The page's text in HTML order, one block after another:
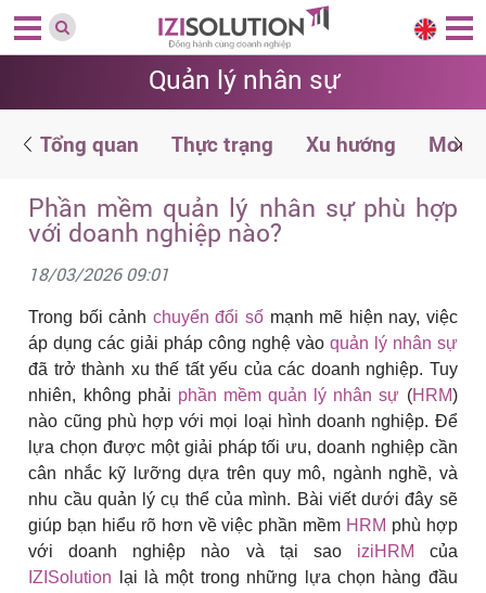
Quản lý nhân sự
Tổng quan Thực trạng Xu hướng
Phần mềm quản lý nhân sự phù hợp
với doanh nghiệp nào?
18/03/2026 09:01
Trong bối cảnh chuyển đổi số mạnh mẽ hiện nay, việc
áp dụng các giải pháp công nghệ vào quản lý nhân sự
đã trở thành xu thế tất yếu của các doanh nghiệp. Tuy
nhiên, không phải phần mềm quản lý nhân sự (HRM)
nào cũng phù hợp với mọi loại hình doanh nghiệp. Để
lựa chọn được một giải pháp tối ưu, doanh nghiệp cần
cân nhắc kỹ lưỡng dựa trên quy mô, ngành nghề, và
nhu cầu quản lý cụ thể của mình. Bài viết dưới đây sẽ
giúp bạn hiểu rõ hơn về việc phần mềm HRM phù hợp
với doanh nghiệp nào và tại sao iziHRM của
IZISolution lại là một trong những lựa chọn hàng đầu